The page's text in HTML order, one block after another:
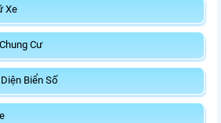
Xe
Cư
Biển Số